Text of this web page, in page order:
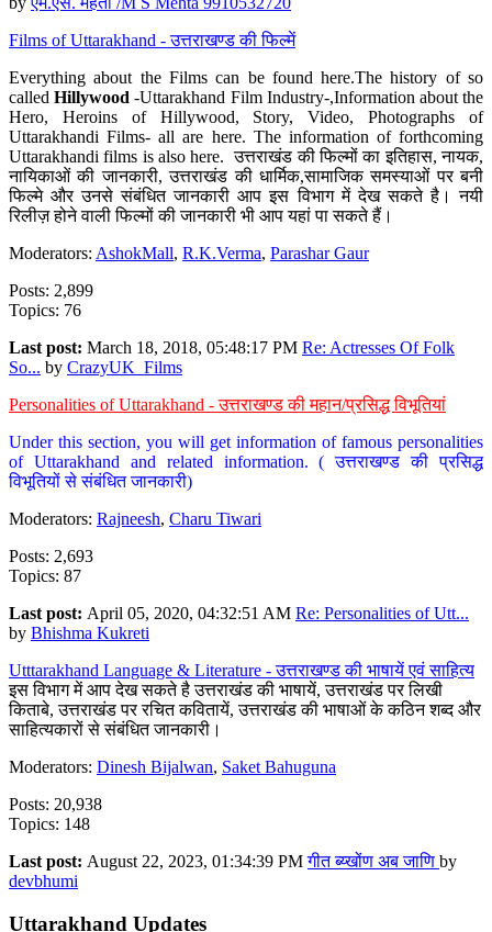
Films of Uttarakhand - उत्तराखण्ड की फिल्में
Everything about the Films can be found here.The history of so
calledHillywood-Uttarakhand Film Industry-,Information about the
Hero, Heroins of Hillywood, Story, Video, Photographs of
Uttarakhandi Films- all are here. The information of forthcoming
Uttarakhandi films is also here. उत्तराखंड की फिल्मों का इतिहास, नायक,
नायिकाओं की जानकारी, उत्तराखंड की धार्मिक,सामाजिक समस्याओं पर बनी
फिल्मे और उनसे संबंधित जानकारी आप इस विभाग में देख सकते है। नयी
रिलीज़ होने वाली फिल्मों की जानकारी भी आप यहां पा सकते हैं।
Moderators: AshokMall, R.K.Verma, Parashar Gaur
Posts: 2,899
Topics: 76
Last post: March 18, 2018, 05:48:17 PM Re: Actresses Of Folk
So... by CrazyUK_Films
Personalities of Uttarakhand - उत्तराखण्ड की महान/प्रसिद्ध विभूतियां
Under this section, you will get information of famous personalities
of Uttarakhand and related information. ( उत्तराखण्ड की प्रसिद्ध
विभूतियों से संबंधित जानकारी)
Moderators: Rajneesh, Charu Tiwari
Posts: 2,693
Topics: 87
Last post: April 05, 2020, 04:32:51 AM Re: Personalities of Utt...
by Bhishma Kukreti
Utttarakhand Language & Literature - उत्तराखण्ड की भाषायें एवं साहित्य
इस विभाग में आप देख सकते है उत्तराखंड की भाषायें, उत्तराखंड पर लिखी
किताबे, उत्तराखंड पर रचित कवितायें, उत्तराखंड की भाषाओं के कठिन शब्द और
साहित्यकारों से संबंधित जानकारी।
Moderators: Dinesh Bijalwan, Saket Bahuguna
Posts: 20,938
Topics: 148
Last post: August 22, 2023, 01:34:39 PMगीत ब्य्खोंण अब जाणि by
devbhumi
Uttarakhand Updates